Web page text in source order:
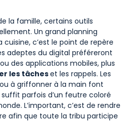
la famille, certains outils
Un grand planning
c’est le point de repère
adeptes du digital préféreront
des applications mobiles, plus
les tâcheset les rappels. Les
à griffonner à la main font
suffit parfois d’un feutre coloré
L’important, c’est de rendre
afin que toute la tribu participe